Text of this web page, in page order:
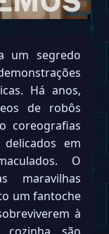
um segredo
Há anos,
de robôs
coreografias
em
O
maravilhas
um fantoche
à